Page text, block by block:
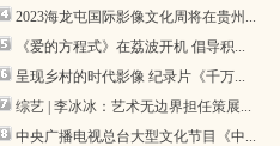
2023海龙屯国际影像文化周将在贵州...
《爱的方程式》在荔波开机 倡导积...
呈现乡村的时代影像 纪录片《千万...
综艺 | 李冰冰：艺术无边界担任策展...
中央广播电视总台大型文化节目《中...